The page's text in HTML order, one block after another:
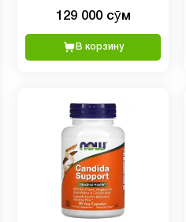
129 000 сӯм
В корзину